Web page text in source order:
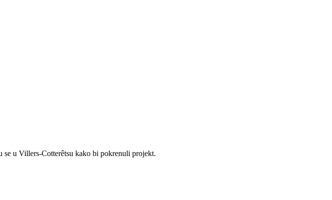
u Villers-Cotterêtsu kako bi pokrenuli projekt.